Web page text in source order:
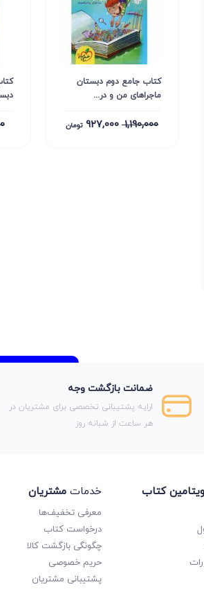
کتاب جامع دوم دبستان
ماجراهای من و در...
1,190,000
927,000 تومان
ضمانت بازگشت وجه
ارایه پشتیبانی تخصصی برای مشتریان در
هر ساعت از شبانه روز
ویتامین کتاب خدمات مشتریان
معرفی تخفیف‌ها
درخواست کتاب
چگونگی بازگشت کالا
حریم خصوصی
پشتیبانی مشتریان